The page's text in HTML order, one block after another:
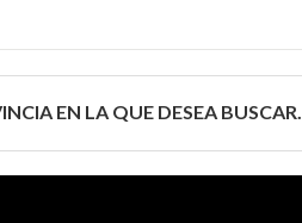
EN LA QUE DESEA BUSCAR…